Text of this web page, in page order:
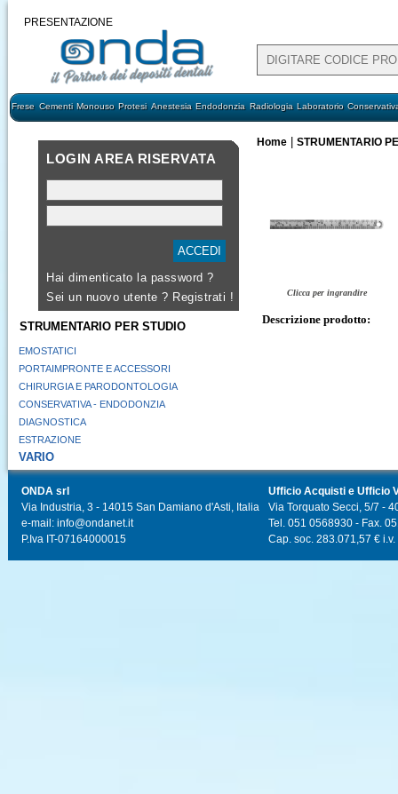
PRESENTAZIONE
Frese Cementi Monouso Protesi Anestesia Endodonzia Radiologia Laboratorio
LOGIN AREA RISERVATA
Hai dimenticato la password ?
Sei un nuovo utente ? Registrati !
STRUMENTARIO PER STUDIO
EMOSTATICI
PORTAIMPRONTE E ACCESSORI
CHIRURGIA E PARODONTOLOGIA
CONSERVATIVA - ENDODONZIA
DIAGNOSTICA
ESTRAZIONE
VARIO
Home STRUMENTARIO
Clicca per ingrandire
Descrizione prodotto:
ONDA srl
Via Industria, 3 - 14015 San Damiano d'Asti, Italia
e-mail: info@ondanet.it
P.Iva IT-07164000015
Ufficio Acquisti e Ufficio
Via Torquato Secci, 5/7 -
Tel. 051 0568930 - Fax.
Cap. soc. 283.071,57 € i.v.